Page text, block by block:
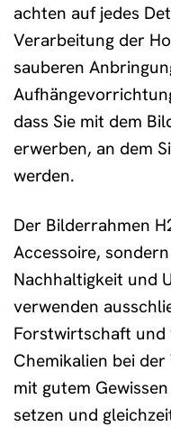
achten auf jedes
Verarbeitung der
sauberen
dass Sie mit dem
erwerben, an dem
werden.
Der Bilderrahmen
Accessoire,
Nachhaltigkeit und
verwenden
Forstwirtschaft und
Chemikalien bei
mit gutem
setzen und